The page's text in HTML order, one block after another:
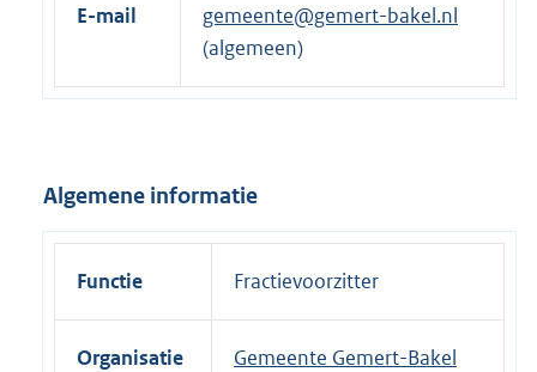
r
n
e
n
k
E-mail
gemeente@gemert-bakel.nl
(algemeen)
Algemene informatie
Functie Fractievoorzitter
Organisatie Gemeente Gemert-Bakel